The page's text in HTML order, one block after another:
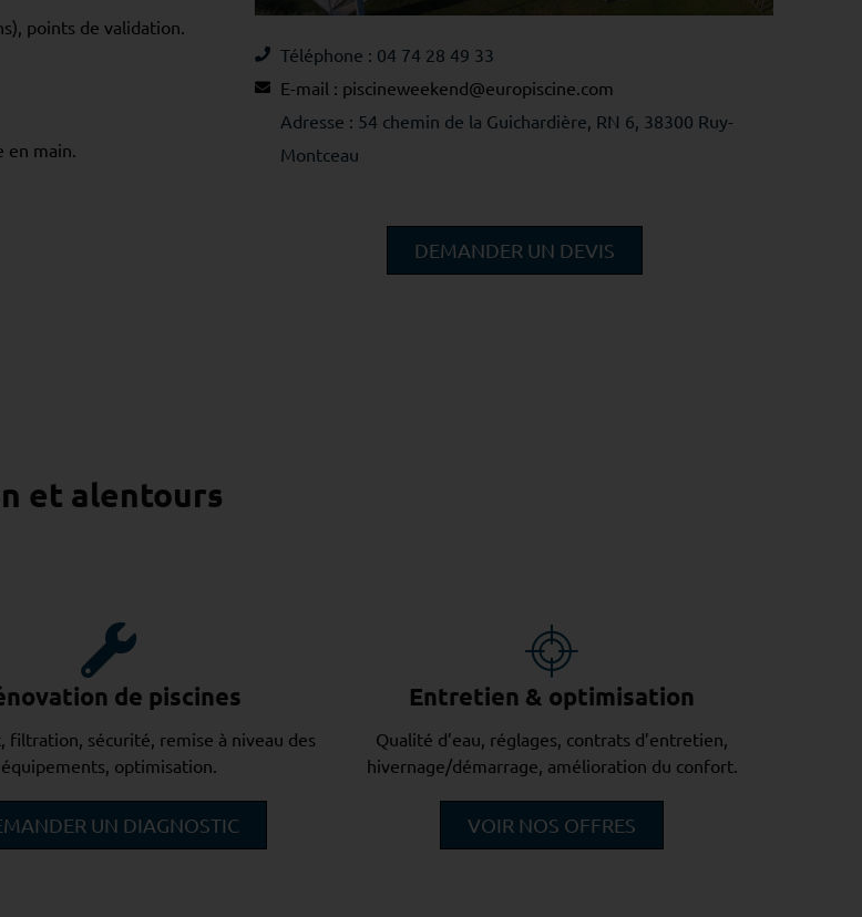
points de validation.
en main.
Téléphone : 04 74 28 49 33
E-mail : piscineweekend@europiscine.com
Adresse : 54 chemin de la Guichardière, RN 6, 38300 Ruy-
Montceau
DEMANDER UN DEVIS
et alentours
de piscines
filtration, sécurité, remise à niveau des
équipements, optimisation.
UN DIAGNOSTIC
Entretien & optimisation
Qualité d’eau, réglages, contrats d’entretien,
hivernage/démarrage, amélioration du confort.
VOIR NOS OFFRES